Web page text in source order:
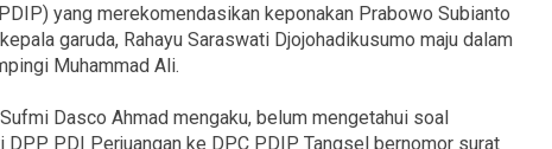
yang merekomendasikan keponakan Prabowo Subianto
garuda, Rahayu Saraswati Djojohadikusumo maju dalam
Muhammad Ali.
Dasco Ahmad mengaku, belum mengetahui soal
PDI Perjuangan ke DPC PDIP Tangsel bernomor surat